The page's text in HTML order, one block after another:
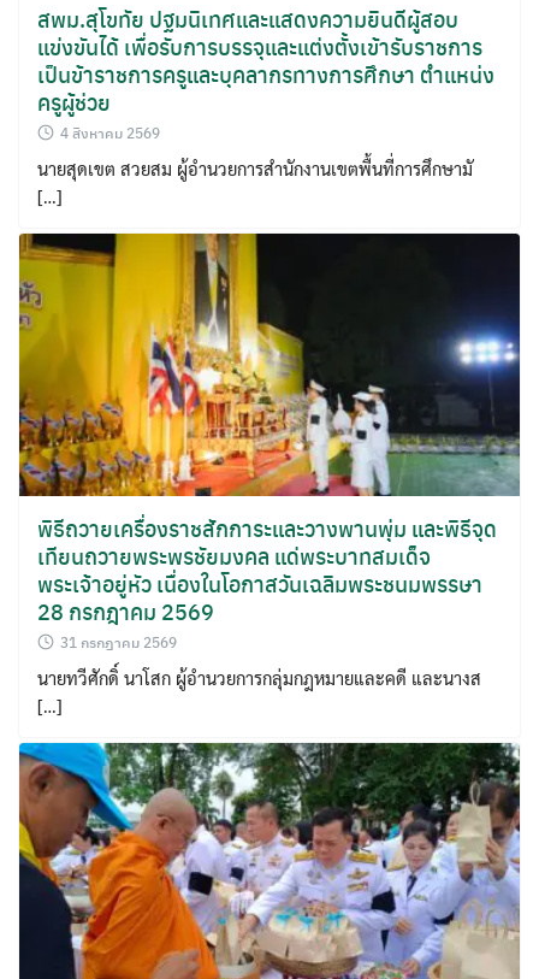
สพม.สุโขทัย ปฐมนิเทศและแสดงความยินดีผู้สอบ
แข่งขันได้ เพื่อรับการบรรจุและแต่งตั้งเข้ารับราชการ
เป็นข้าราชการครูและบุคลากรทางการศึกษา ตำแหน่ง
ครูผู้ช่วย
4 สิงหาคม 2569
นายสุดเขต สวยสม ผู้อำนวยการสำนักงานเขตพื้นที่การศึกษามั
[…]
พิธีถวายเครื่องราชสักการะและวางพานพุ่ม และพิธีจุด
เทียนถวายพระพรชัยมงคล แด่พระบาทสมเด็จ
พระเจ้าอยู่หัว เนื่องในโอกาสวันเฉลิมพระชนมพรรษา
28 กรกฎาคม 2569
31 กรกฎาคม 2569
นายทวีศักดิ์ นาโสก ผู้อำนวยการกลุ่มกฎหมายและคดี และนางส
[…]